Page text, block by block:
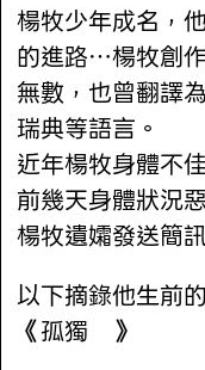
楊牧少年成名，
的進路…楊牧創
無數，也曾翻譯
瑞典等語言。
近年楊牧身體不
前幾天身體狀況
楊牧遺孀發送簡
以下摘錄他生前
《孤獨 》